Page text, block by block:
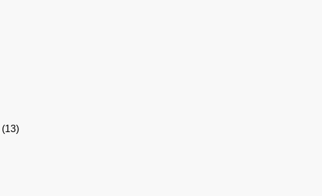
(13)